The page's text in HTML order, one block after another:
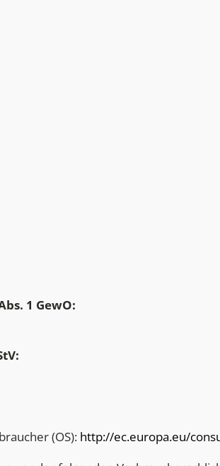
1 GewO:
(OS): http://ec.europa.eu/